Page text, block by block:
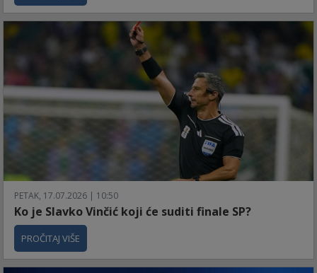
PETAK, 17.07.2026 | 10:50
Ko je Slavko Vinčić koji će suditi finale SP?
PROČITAJ VIŠE